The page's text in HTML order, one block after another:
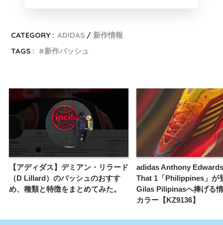
CATEGORY : ADIDAS
新作情報
TAGS :
新作バッシュ
【アディダス】デミアン・リラード
（D Lillard）のバッシュのおすす
め、種類と特徴をまとめてみた。
adidas Anthony
That 1「Philippines」が
Gilas Pilipinasへ捧げる
カラー【KZ9136】